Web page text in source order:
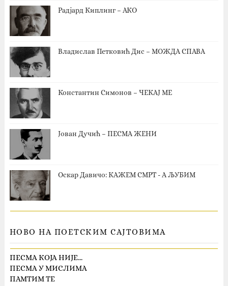
Радјард Киплинг – АКО
Владислав Петковић Дис – МОЖДА СПАВА
Константин Симонов – ЧЕКАЈ МЕ
Јован Дучић – ПЕСМА ЖЕНИ
Оскар Давичо‎: КАЖЕМ СМРТ - А ЉУБИМ
НОВО НА ПОЕТСКИМ САЈТОВИМА
ПЕСМА КОЈА НИЈЕ…
ПЕСМА У МИСЛИМА
ПАМТИМ ТЕ